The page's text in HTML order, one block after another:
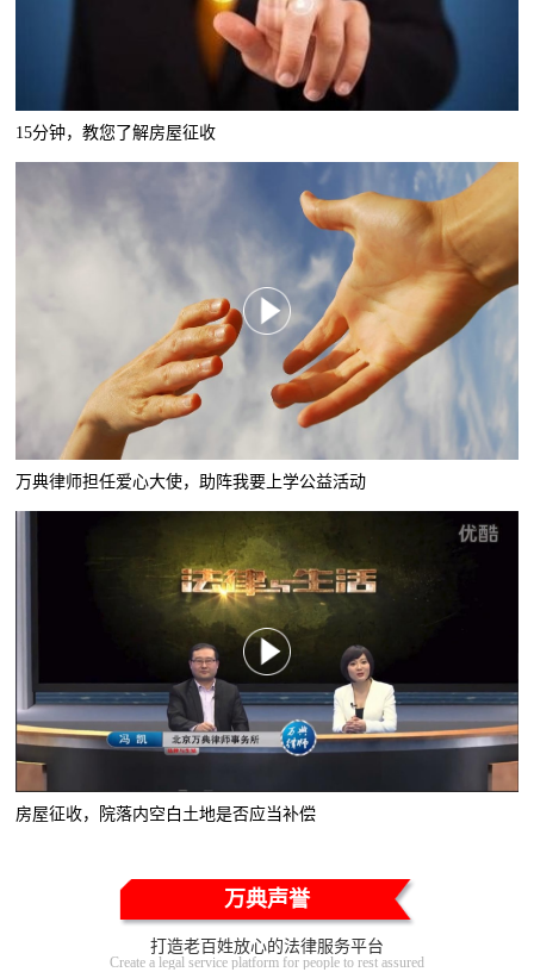
15分钟，教您了解房屋征收
万典律师担任爱心大使，助阵我要上学公益活动
房屋征收，院落内空白土地是否应当补偿
万典声誉
打造老百姓放心的法律服务平台
Create a legal service platform for people to rest assured